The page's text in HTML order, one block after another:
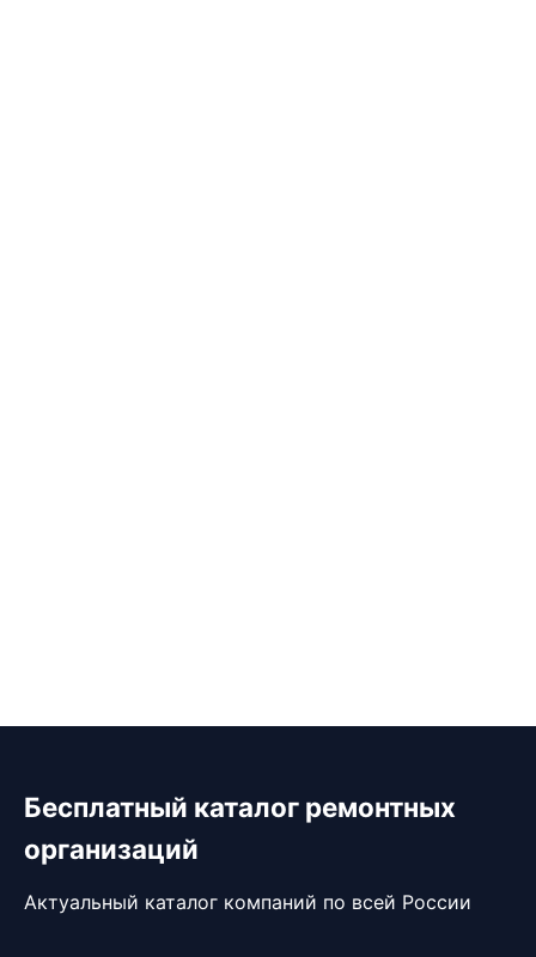
Бесплатный каталог ремонтных
организаций
Актуальный каталог компаний по всей России